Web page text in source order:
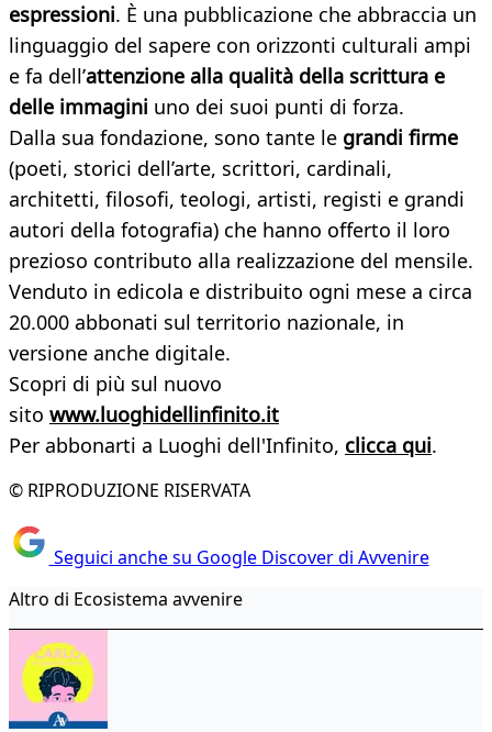
espressioni. È una pubblicazione che abbraccia un
linguaggio del sapere con orizzonti culturali ampi
e fa dell’attenzione alla qualità della scrittura e
delle immagini uno dei suoi punti di forza.
Dalla sua fondazione, sono tante le grandi firme
(poeti, storici dell’arte, scrittori, cardinali,
architetti, filosofi, teologi, artisti, registi e grandi
autori della fotografia) che hanno offerto il loro
prezioso contributo alla realizzazione del mensile.
Venduto in edicola e distribuito ogni mese a circa
20.000 abbonati sul territorio nazionale, in
versione anche digitale.
Scopri di più sul nuovo
sito www.luoghidellinfinito.it
Per abbonarti a Luoghi dell'Infinito, clicca qui.
© RIPRODUZIONE RISERVATA
Seguici anche su Google Discover di Avvenire
Altro di Ecosistema avvenire